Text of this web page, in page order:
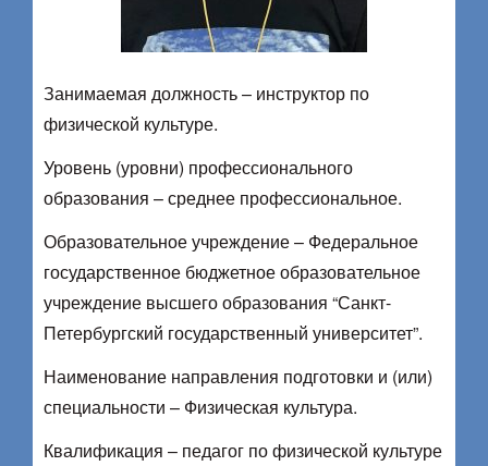
Занимаемая должность – инструктор по
физической культуре.
Уровень (уровни) профессионального
образования – среднее профессиональное.
Образовательное учреждение – Федеральное
государственное бюджетное образовательное
учреждение высшего образования “Санкт-
Петербургский государственный университет”.
Наименование направления подготовки и (или)
специальности – Физическая культура.
Квалификация – педагог по физической культуре